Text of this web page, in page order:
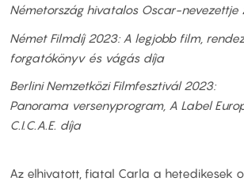
Németország hivatalos Oscar-nevezettje
Német Filmdíj 2023: A legjobb film,
forgatókönyv és vágás díja
Berlini Nemzetközi Filmfesztivál 2023:
Panorama versenyprogram, A Label
C.I.C.A.E. díja
Az elhivatott, fiatal Carla a hetedikesek